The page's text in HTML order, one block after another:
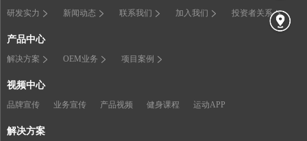
研发实力 新闻动态 联系我们 加入我们 投资者关系
产品中心
解决方案 OEM业务 项目案例
视频中心
品牌宣传 业务宣传 产品视频 健身课程 运动APP
解决方案